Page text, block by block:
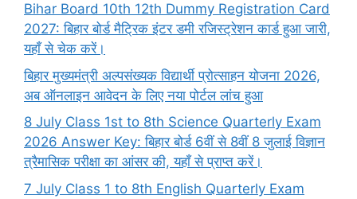
Bihar Board 10th 12th Dummy Registration Card
2027: बिहार बोर्ड मैट्रिक इंटर डमी रजिस्ट्रेशन कार्ड हुआ जारी,
यहाँ से चेक करें।
बिहार मुख्यमंत्री अल्पसंख्यक विद्यार्थी प्रोत्साहन योजना 2026,
अब ऑनलाइन आवेदन के लिए नया पोर्टल लांच हुआ
8 July Class 1st to 8th Science Quarterly Exam
2026 Answer Key: बिहार बोर्ड 6वीं से 8वीं 8 जुलाई विज्ञान
त्रैमासिक परीक्षा का आंसर की, यहाँ से प्राप्त करें।
7 July Class 1 to 8th English Quarterly Exam